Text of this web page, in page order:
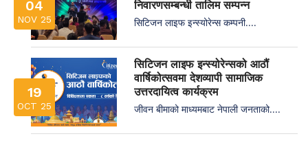
04
NOV 25
निवारणसम्बन्धी तालिम सम्पन्न
सिटिजन लाइफ इन्स्योरेन्स कम्पनी....
19
OCT 25
सिटिजन लाइफ इन्स्योरेन्सको आठौं
वार्षिकोत्सवमा देशव्यापी सामाजिक
उत्तरदायित्व कार्यक्रम
जीवन बीमाको माध्यमबाट नेपाली जनताको....